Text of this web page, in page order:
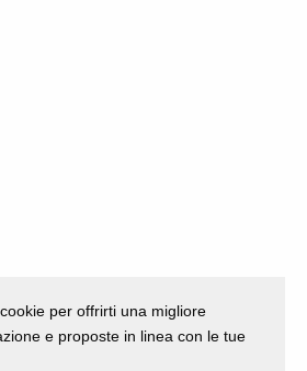
per offrirti una migliore
e proposte in linea con le tue